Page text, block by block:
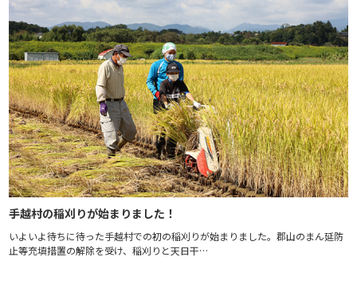
手越村の稲刈りが始まりました！
いよいよ待ちに待った手越村での初の稲刈りが始まりました。郡山のまん延防
止等充填措置の解除を受け、稲刈りと天日干…